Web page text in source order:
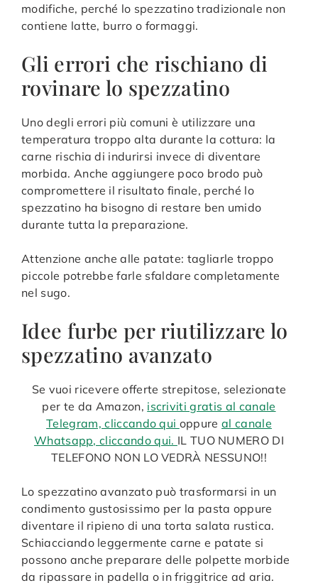
modifiche, perché lo spezzatino tradizionale non
contiene latte, burro o formaggi.
Gli errori che rischiano di
rovinare lo spezzatino
Uno degli errori più comuni è utilizzare una
temperatura troppo alta durante la cottura: la
carne rischia di indurirsi invece di diventare
morbida. Anche aggiungere poco brodo può
compromettere il risultato finale, perché lo
spezzatino ha bisogno di restare ben umido
durante tutta la preparazione.
Attenzione anche alle patate: tagliarle troppo
piccole potrebbe farle sfaldare completamente
nel sugo.
Idee furbe per riutilizzare lo
spezzatino avanzato
Se vuoi ricevere offerte strepitose, selezionate
per te da Amazon, iscriviti gratis al canale
Telegram, cliccando qui oppureal canale
Whatsapp, cliccando qui. IL TUO NUMERO DI
TELEFONO NON LO VEDRÀ NESSUNO!!
Lo spezzatino avanzato può trasformarsi in un
condimento gustosissimo per la pasta oppure
diventare il ripieno di una torta salata rustica.
Schiacciando leggermente carne e patate si
possono anche preparare delle polpette morbide
da ripassare in padella o in friggitrice ad aria.